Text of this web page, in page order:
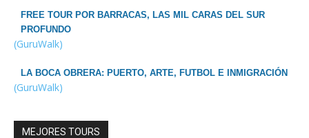
FREE TOUR POR BARRACAS, LAS MIL CARAS DEL SUR
PROFUNDO
(GuruWalk)
LA BOCA OBRERA: PUERTO, ARTE, FUTBOL E INMIGRACIÓN
(GuruWalk)
MEJORES TOURS